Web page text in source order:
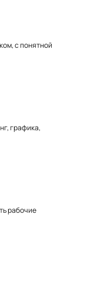
с понятной
графика,
рабочие